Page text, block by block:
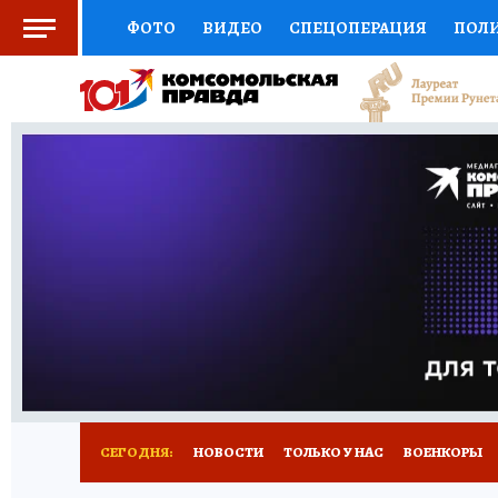
ФОТО ВИДЕО СПЕЦОПЕРАЦИЯ
СОЦПОДДЕРЖКА НАУКА СПЕЦПРОЕКТЫ
НАЦИОНАЛЬНЫЕ ПРОЕКТЫ РОССИИ
ПУТЕВОДИТЕЛЬ
НОВОЕ НА САЙТЕ
СЕГОДНЯ: НОВОСТИ ТОЛЬКО У НАС ВОЕНКОРЫ